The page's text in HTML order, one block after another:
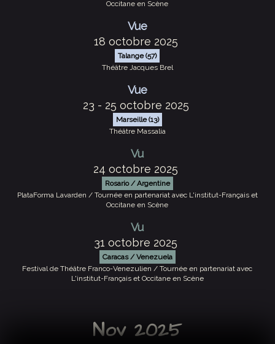
Occitane en Scène
Vue
18 octobre 2025
Talange (57)
Théâtre Jacques Brel
Vue
23 - 25 octobre 2025
Marseille (13)
Théâtre Massalia
Vu
24 octobre 2025
Rosario / Argentine
PlataForma Lavarden / Tournée en partenariat avec L'institut-Français et
Occitane en Scène
Vu
31 octobre 2025
Caracas / Venezuela
Festival de Théâtre Franco-Venezulien / Tournée en partenariat avec
L'institut-Français et Occitane en Scène
Nov 2025